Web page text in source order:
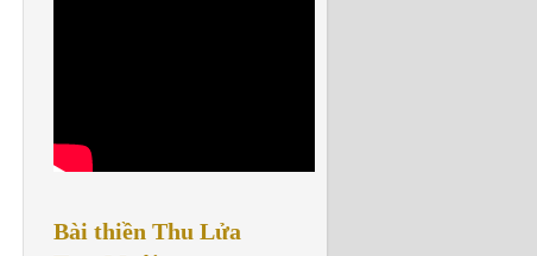
Bài thiền Thu Lửa